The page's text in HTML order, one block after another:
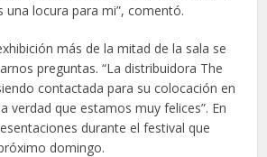
una locura para mi”, comentó.
más de la mitad de la sala se
preguntas. “La distribuidora The
contactada para su colocación en
verdad que estamos muy felices”. En
durante el festival que
domingo.